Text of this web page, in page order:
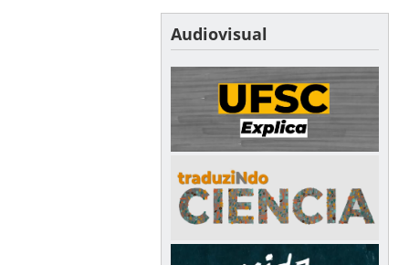
Audiovisual